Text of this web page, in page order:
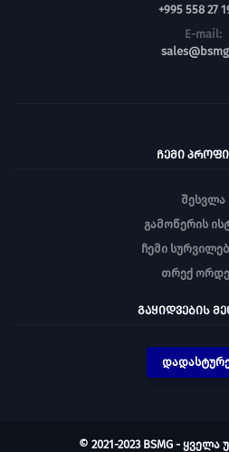
+995 558 27
E-mail:
ᲩᲔᲛᲘ
შესვლა
გამოწერის
ჩემი
თრექ
ᲒᲐᲧᲘᲓᲕᲔᲑᲘᲡ
© 2021-2023 BSMG -